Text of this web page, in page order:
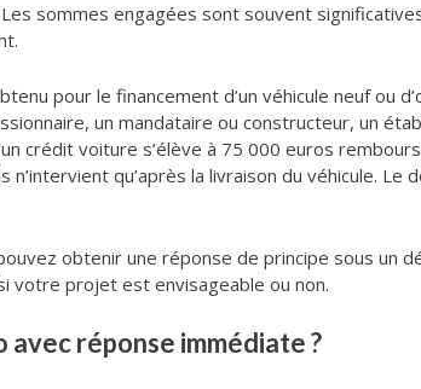
sommes engagées sont souvent
pour le financement d’un véhicule neuf ou
un mandataire ou constructeur, un
crédit voiture s’élève à 75 000 euros
n’intervient qu’après la livraison du véhicule.
obtenir une réponse de principe sous un
votre projet est envisageable ou non.
réponse immédiate ?